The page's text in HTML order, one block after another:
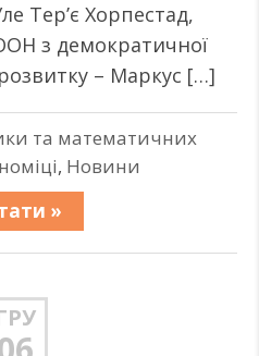
Тер’є Хорпестад,
з демократичної
– Маркус […]
та математичних
, Новини
»